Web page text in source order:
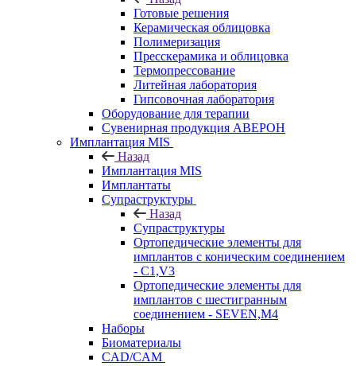
Готовые решения
Керамическая облицовка
Полимеризация
Пресскерамика и облицовка
Термопрессование
Литейная лаборатория
Гипсовочная лаборатория
Оборудование для терапии
Сувенирная продукция АВЕРОН
Имплантация MIS
Назад
Имплантация MIS
Имплантаты
Супраструктуры
Назад
Супраструктуры
Ортопедические элементы для
имплантов с коническим соединением
- C1,V3
Ортопедические элементы для
имплантов с шестигранным
соединением - SEVEN,M4
Наборы
Биоматериалы
CAD/CAM